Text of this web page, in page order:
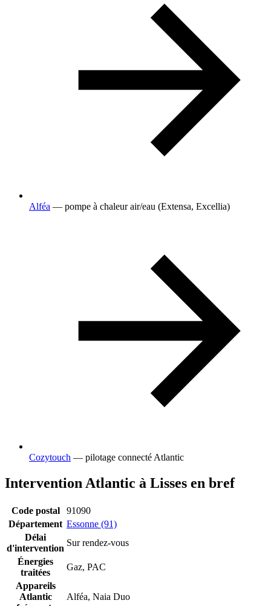
Alféa — pompe à chaleur air/eau (Extensa, Excellia)
Cozytouch — pilotage connecté Atlantic
Intervention Atlantic à Lisses en bref
Code postal
91090
Département Essonne (91)
Délai
d'intervention
Sur rendez-vous
Énergies
traitées
Gaz, PAC
Appareils
Atlantic
Alféa, Naia Duo